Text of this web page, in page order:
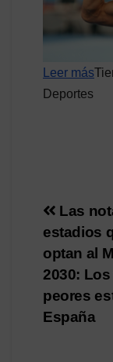
Leer más
Deportes
de
Las
estadios
optan al
2030:
peores
España